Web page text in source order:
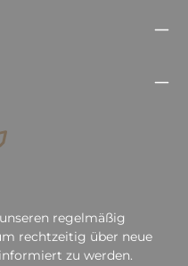
regelmäßig
rechtzeitig über neue
zu werden.